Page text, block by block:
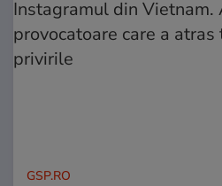
GSP.RO